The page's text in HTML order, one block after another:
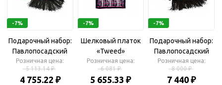
-7%
Подарочный набор:
Павлопосадский
платок, рукавицы
Розничная цена:
5 113.14 ₽
4 755.22 ₽
-7%
Шелковый платок
«Tweed»
Розничная цена:
6 081 ₽
5 655.33 ₽
-7%
Подарочный набор:
Павлопосадский
платок, муфта
Розничная цена:
8 000 ₽
7 440 ₽